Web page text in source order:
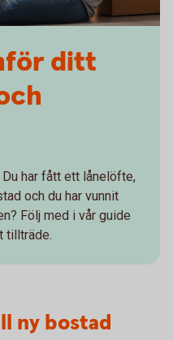
ditt
har fått ett lånelöfte,
och du har vunnit
Följ med i vår guide
tillträde.
ny bostad